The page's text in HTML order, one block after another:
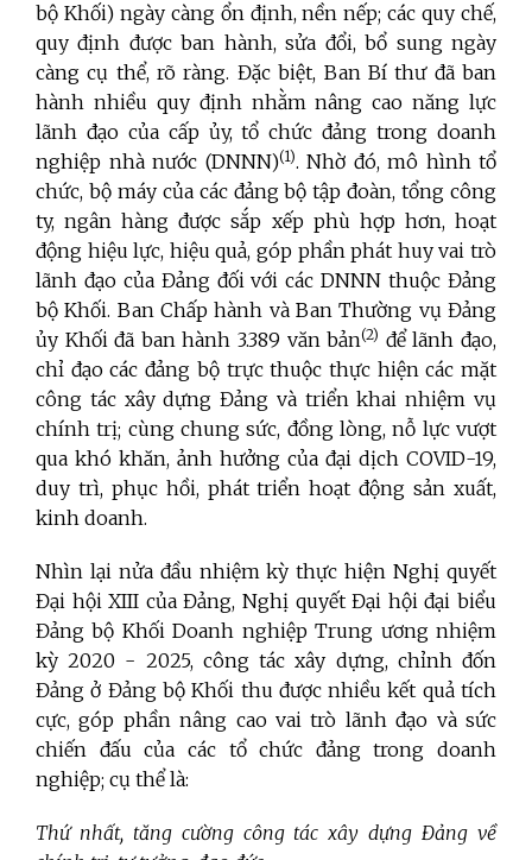
bộ Khối) ngày càng ổn định, nền nếp; các quy chế,
quy định được ban hành, sửa đổi, bổ sung ngày
càng cụ thể, rõ ràng. Đặc biệt, Ban Bí thư đã ban
hành nhiều quy định nhằm nâng cao năng lực
lãnh đạo của cấp ủy, tổ chức đảng trong doanh
nghiệp nhà nước (DNNN)(1). Nhờ đó, mô hình tổ
chức, bộ máy của các đảng bộ tập đoàn, tổng công
ty, ngân hàng được sắp xếp phù hợp hơn, hoạt
động hiệu lực, hiệu quả, góp phần phát huy vai trò
lãnh đạo của Đảng đối với các DNNN thuộc Đảng
bộ Khối. Ban Chấp hành và Ban Thường vụ Đảng
ủy Khối đã ban hành 3.389 văn bản(2) để lãnh đạo,
chỉ đạo các đảng bộ trực thuộc thực hiện các mặt
công tác xây dựng Đảng và triển khai nhiệm vụ
chính trị; cùng chung sức, đồng lòng, nỗ lực vượt
qua khó khăn, ảnh hưởng của đại dịch COVID-19,
duy trì, phục hồi, phát triển hoạt động sản xuất,
kinh doanh.
Nhìn lại nửa đầu nhiệm kỳ thực hiện Nghị quyết
Đại hội XIII của Đảng, Nghị quyết Đại hội đại biểu
Đảng bộ Khối Doanh nghiệp Trung ương nhiệm
kỳ 2020 - 2025, công tác xây dựng, chỉnh đốn
Đảng ở Đảng bộ Khối thu được nhiều kết quả tích
cực, góp phần nâng cao vai trò lãnh đạo và sức
chiến đấu của các tổ chức đảng trong doanh
nghiệp; cụ thể là:
Thứ nhất, tăng cường công tác xây dựng Đảng về